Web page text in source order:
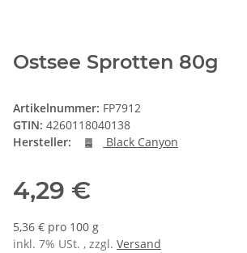
Ostsee Sprotten 80g
Artikelnummer: FP7912
GTIN: 4260118040138
Hersteller:
Black Canyon
4,29 €
5,36 € pro 100 g
inkl. 7% USt. , zzgl. Versand